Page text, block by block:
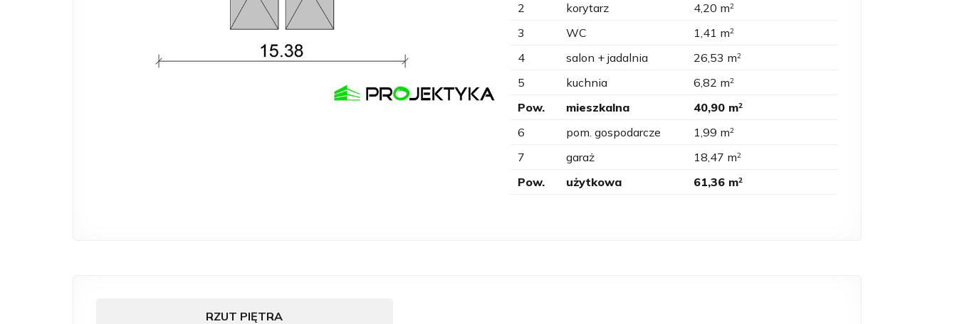
2 korytarz 4,20 m2
3 WC 1,41 m2
4 salon + jadalnia 26,53 m2
5 kuchnia 6,82 m2
Pow. mieszkalna 40,90 m2
6 pom. gospodarcze 1,99 m2
7 garaż 18,47 m2
Pow. użytkowa 61,36 m2
RZUT PIĘTRA